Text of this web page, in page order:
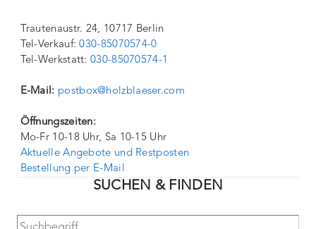
Trautenaustr. 24, 10717 Berlin
Tel-Verkauf:030-85070574-0
Tel-Werkstatt:030-85070574-1
E-Mail: postbox@holzblaeser.com
Öffnungszeiten:
Mo-Fr 10-18 Uhr, Sa 10-15 Uhr
Aktuelle Angebote und Restposten
Bestellung per E-Mail
SUCHEN & FINDEN